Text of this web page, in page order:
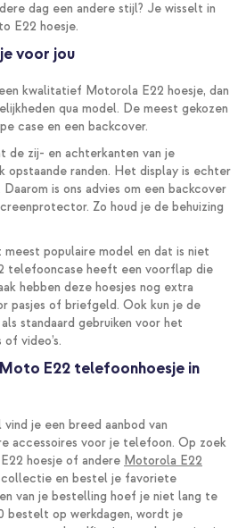
dag een andere stijl? Je wisselt in
E22 hoesje.
voor jou
kwalitatief Motorola E22 hoesje, dan
qua model. De meest gekozen
case en een backcover.
de zij- en achterkanten van je
opstaande randen. Het display is echter
is ons advies om een backcover
Zo houd je de behuizing
meest populaire model en dat is niet
telefooncase heeft een voorflap die
hebben deze hoesjes nog extra
pasjes of briefgeld. Ook kun je de
standaard gebruiken voor het
video’s.
E22 telefoonhoesje in
je een breed aanbod van
accessoires voor je telefoon. Op zoek
hoesje of andere Motorola E22
collectie en bestel je favoriete
van je bestelling hoef je niet lang te
bestelt op werkdagen, wordt je